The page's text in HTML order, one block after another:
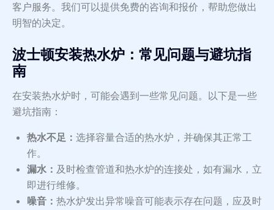
客户服务。我们可以提供免费的咨询和报价，帮助您做出
明智的决定。
波士顿安装热水炉：常见问题与避坑指
南
在安装热水炉时，可能会遇到一些常见问题。以下是一些
避坑指南：
热水不足： 选择容量合适的热水炉，并确保其正常工
作。
漏水： 及时检查管道和热水炉的连接处，如有漏水，立
即进行维修。
噪音： 热水炉发出异常噪音可能表示存在问题，应及时